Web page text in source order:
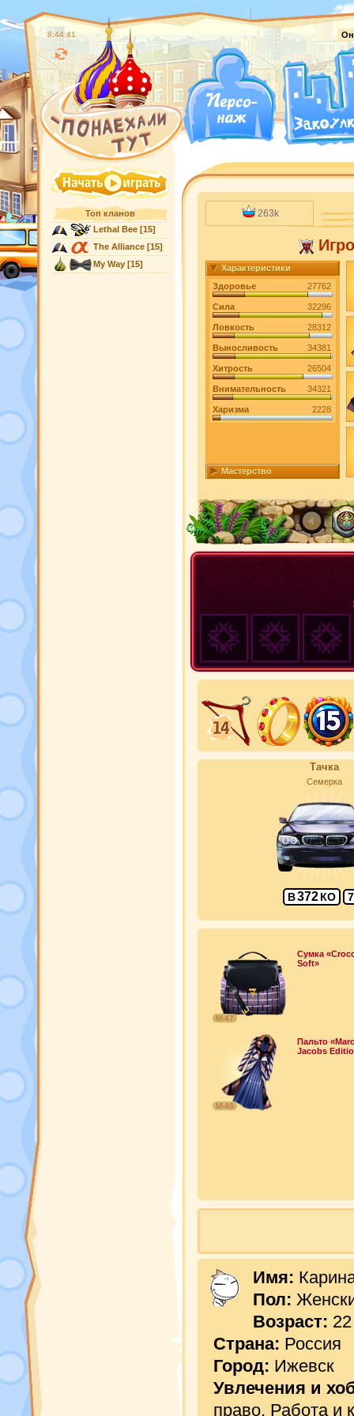
8:44:42
Топ кланов
Lethal Bee[15]
The Alliance[15]
My Way[15]
263k
Характеристики
Здоровье
27762
Сила 32296
Ловкость 28312
Выносливость 34381
Хитрость 26504
Внимательность 34321
Харизма 2228
Мастерство
Тачка
Семерка
В372 КО
М-47
Сумка
Soft»
М-46
Пальто «Marc
Jacobs
Имя:
Пол:
Возраст: 22
Страна: Россия
Город: Ижевск
Увлечения и
право, Работа и